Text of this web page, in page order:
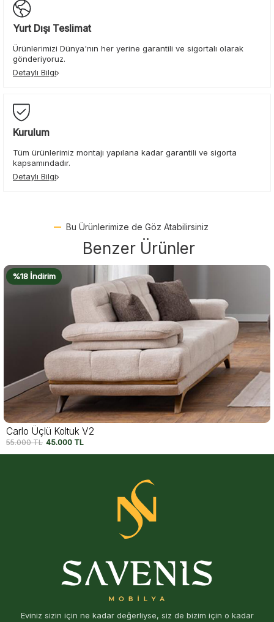
Yurt Dışı Teslimat
Ürünlerimizi Dünya'nın her yerine garantili ve sigortalı olarak
gönderiyoruz.
Detaylı Bilgi
Kurulum
Tüm ürünlerimiz montajı yapılana kadar garantili ve sigorta
kapsamındadır.
Detaylı Bilgi
Bu Ürünlerimize de Göz Atabilirsiniz
Benzer Ürünler
Carlo Üçlü Koltuk V1
55.000
Eviniz sizin için ne kadar değerliyse, siz de bizim için o kadar